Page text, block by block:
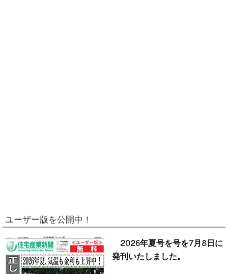
ユーザー版を公開中！
2026年夏号を号を7月8日に
発刊いたしました。